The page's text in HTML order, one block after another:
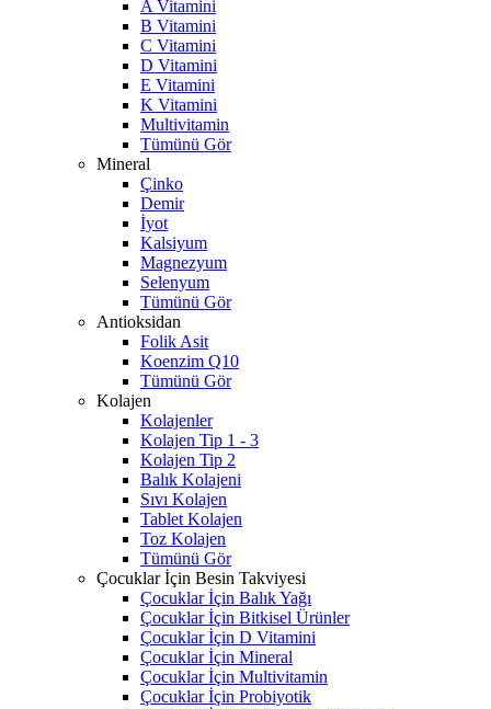
A Vitamini
B Vitamini
C Vitamini
D Vitamini
E Vitamini
K Vitamini
Multivitamin
Tümünü Gör
Mineral
Çinko
Demir
İyot
Kalsiyum
Magnezyum
Selenyum
Tümünü Gör
Antioksidan
Folik Asit
Koenzim Q10
Tümünü Gör
Kolajen
Kolajenler
Kolajen Tip 1 - 3
Kolajen Tip 2
Balık Kolajeni
Sıvı Kolajen
Tablet Kolajen
Toz Kolajen
Tümünü Gör
Çocuklar İçin Besin Takviyesi
Çocuklar İçin Balık Yağı
Çocuklar İçin Bitkisel Ürünler
Çocuklar İçin D Vitamini
Çocuklar İçin Mineral
Çocuklar İçin Multivitamin
Çocuklar İçin Probiyotik